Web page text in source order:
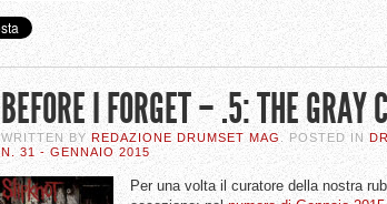
BEFORE I FORGET – .5: THE GRAY
WRITTEN BY REDAZIONE DRUMSET MAG. POSTED IN
N. 31 - GENNAIO 2015
Per una volta il curatore della nostra